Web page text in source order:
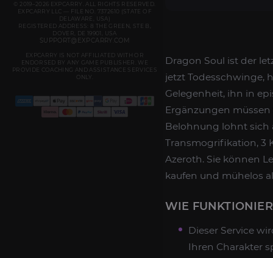
© 2019–2026 EXPCARRY. ALL RIGHTS RESERVED.
EXPCARRY LLC — FILE NO. 7372610 (STATE OF
DELAWARE, USA)
REGISTERED ADDRESS: 8 THE GREEN, STE B,
DOVER, DE 19901, USA
SUPPORT@EXPCARRY.COM
EXPCARRY IS NOT AFFILIATED WITH OR
ENDORSED BY ANY GAME PUBLISHER. WE
PROVIDE COACHING AND ASSISTANCE SERVICES
ONLY.
Dragon Soul ist der
jetzt Todesschwinge,
Gelegenheit, ihn in
Ergänzungen
Belohnung lohnt sich
Transmogrifikation, 3
Azeroth. Sie können
kaufen und mühelos
WIE
Dieser Service
Ihren Charakter